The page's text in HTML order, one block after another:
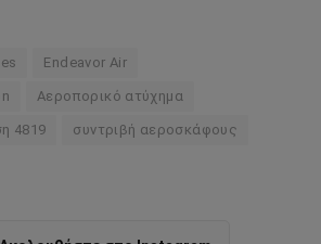
Endeavor Air
Αεροπορικό ατύχημα
4819 συντριβή αεροσκάφους